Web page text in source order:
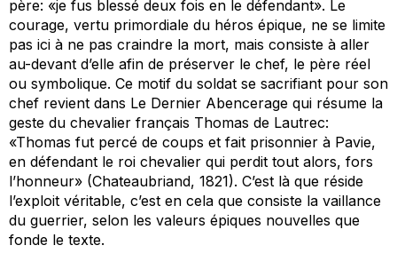
père: «je fus blessé deux fois en le défendant». Le
courage, vertu primordiale du héros épique, ne se limite
pas ici à ne pas craindre la mort, mais consiste à aller
au-devant d’elle afin de préserver le chef, le père réel
ou symbolique. Ce motif du soldat se sacrifiant pour son
chef revient dans Le Dernier Abencerage qui résume la
geste du chevalier français Thomas de Lautrec:
«Thomas fut percé de coups et fait prisonnier à Pavie,
en défendant le roi chevalier qui perdit tout alors, fors
l’honneur» (Chateaubriand, 1821). C’est là que réside
l’exploit véritable, c’est en cela que consiste la vaillance
du guerrier, selon les valeurs épiques nouvelles que
fonde le texte.